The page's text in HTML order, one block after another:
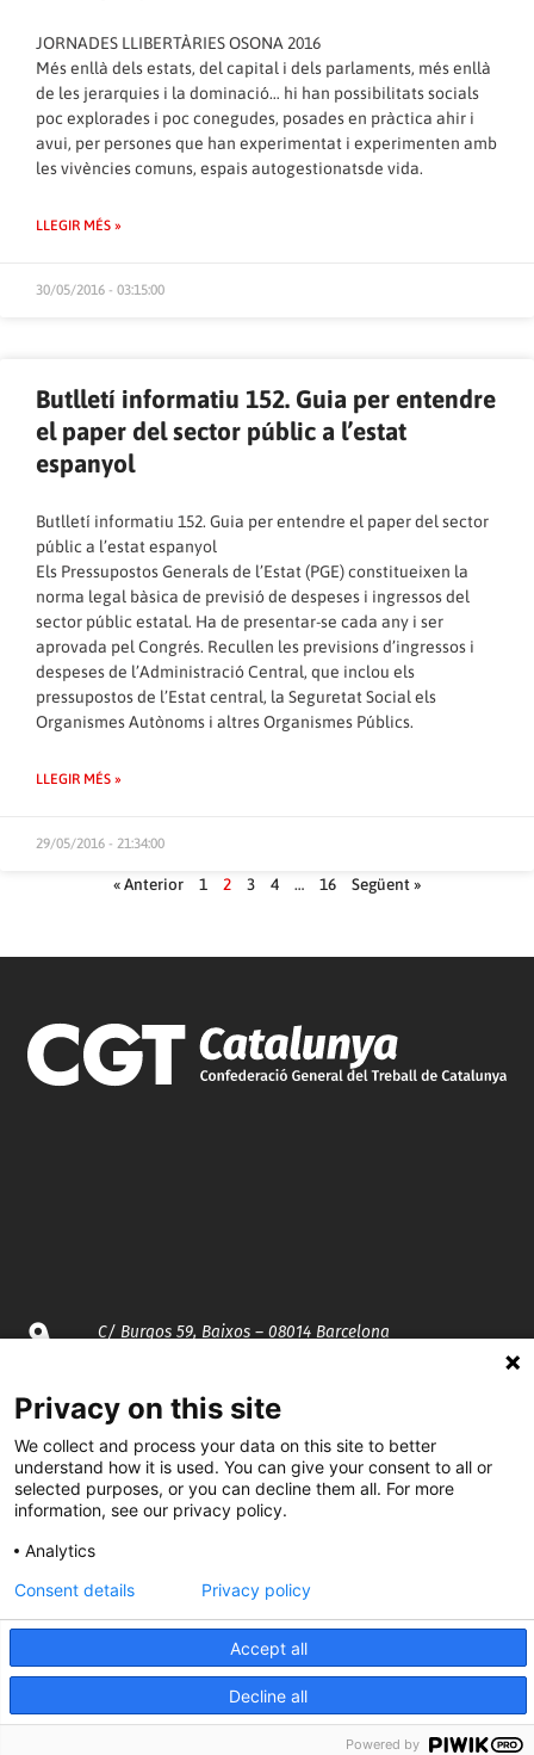
JORNADES LLIBERTÀRIES OSONA 2016
Més enllà dels estats, del capital i dels parlaments, més enllà
de les jerarquies i la dominació… hi han possibilitats socials
poc explorades i poc conegudes, posades en pràctica ahir i
avui, per persones que han experimentat i experimenten amb
les vivències comuns, espais autogestionatsde vida.
LLEGIR MÉS »
30/05/2016 - 03:15:00
Butlletí informatiu 152. Guia per entendre
el paper del sector públic a l’estat
espanyol
Butlletí informatiu 152. Guia per entendre el paper del sector
públic a l’estat espanyol
Els Pressupostos Generals de l’Estat (PGE) constitueixen la
norma legal bàsica de previsió de despeses i ingressos del
sector públic estatal. Ha de presentar-se cada any i ser
aprovada pel Congrés. Recullen les previsions d’ingressos i
despeses de l’Administració Central, que inclou els
pressupostos de l’Estat central, la Seguretat Social els
Organismes Autònoms i altres Organismes Públics.
LLEGIR MÉS »
29/05/2016 - 21:34:00
« Anterior 1 2 3 4 … 16 Següent »
C/ Burgos 59, Baixos – 08014 Barcelona
spcgtcatalunya.cat
935 120 481
@CGTCatalunya
CGTCatalunya
Privacy on this site
We collect and process your data on this site to better
understand how it is used. You can give your consent to all or
selected purposes, or you can decline them all. For more
information, see our privacy policy.
Analytics
Accept all
Decline all
Consent details Privacy policy
Powered by